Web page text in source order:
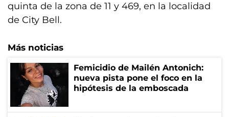
quinta de la zona de 11 y 469, en la localidad
de City Bell.
Más noticias
Femicidio de Mailén Antonich:
nueva pista pone el foco en la
hipótesis de la emboscada